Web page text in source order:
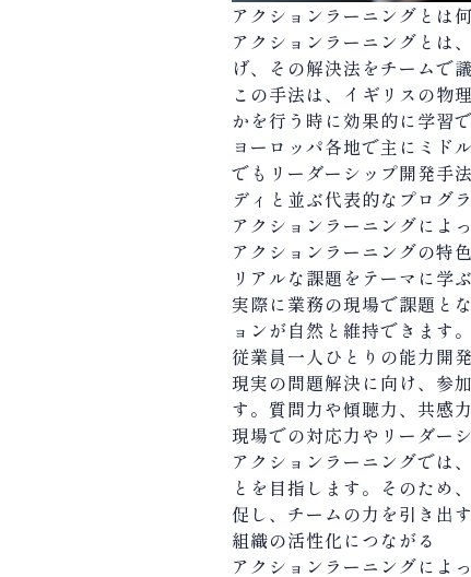
アクションラーニングとは
アクションラーニングとは
げ、その解決法をチームで
この手法は、イギリスの物
かを行う時に効果的に学習
ヨーロッパ各地で主にミド
でもリーダーシップ開発手
ディと並ぶ代表的なプログ
アクションラーニングによ
アクションラーニングの特
リアルな課題をテーマに学
実際に業務の現場で課題と
ョンが自然と維持できます。
従業員一人ひとりの能力開
現実の問題解決に向け、参
す。質問力や傾聴力、共感
現場での対応力やリーダー
アクションラーニングでは
とを目指します。そのため
促し、チームの力を引き出
組織の活性化につながる
アクションラーニングによ